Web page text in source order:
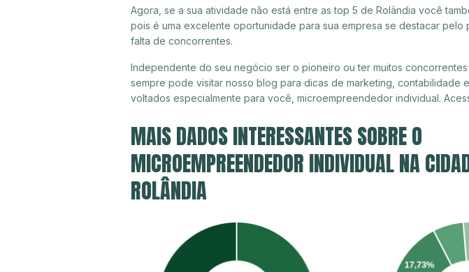
Agora, se a sua atividade não está entre as top 5 de Rolândia você
pois é uma excelente oportunidade para sua empresa se destacar pelo
falta de concorrentes.
Independente do seu negócio ser o pioneiro ou ter muitos
sempre pode visitar nosso blog para dicas de marketing, contabilidade
voltados especialmente para você, microempreendedor individual.
MAIS DADOS INTERESSANTES SOBRE O
MICROEMPREENDEDOR INDIVIDUAL NA
ROLÂNDIA